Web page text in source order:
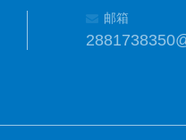
邮箱